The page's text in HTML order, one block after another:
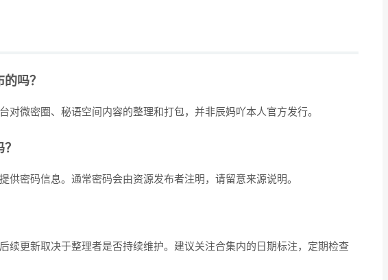
吗？
对微密圈、秘语空间内容的整理和打包，并非辰妈吖本人官方发行。
供密码信息。通常密码会由资源发布者注明，请留意来源说明。
续更新取决于整理者是否持续维护。建议关注合集内的日期标注，定期检查